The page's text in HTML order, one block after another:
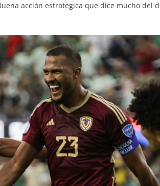
acción estratégica que dice mucho del